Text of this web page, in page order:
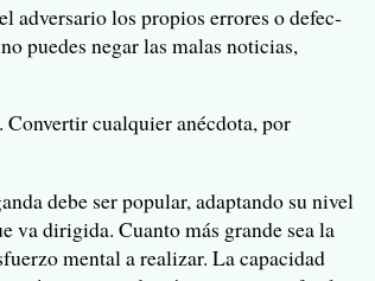
adver­sa­rio los pro­pios erro­res o defec­
pue­des negar las malas noti­cias,
cual­quier anéc­dota, por
debe ser popu­lar, adap­tando su nivel
va diri­gida. Cuanto más grande sea la
men­tal a rea­li­zar. La capa­ci­dad